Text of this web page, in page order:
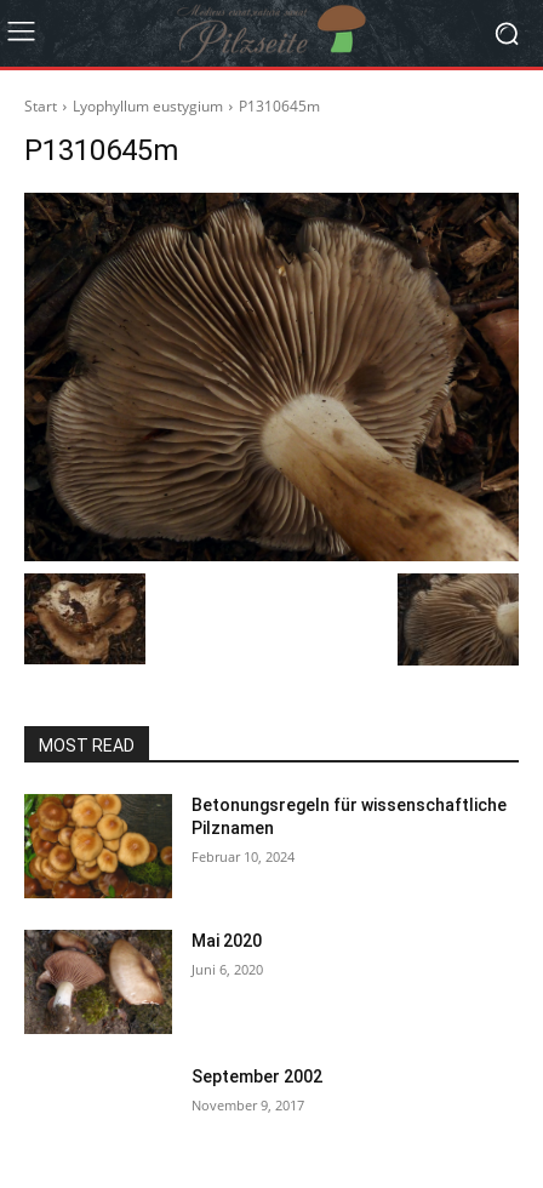
Start Lyophyllum eustygium P1310645m
P1310645m
MOST READ
Betonungsregeln für wissenschaftliche
Pilznamen
Februar 10, 2024
Mai 2020
Juni 6, 2020
September 2002
November 9, 2017